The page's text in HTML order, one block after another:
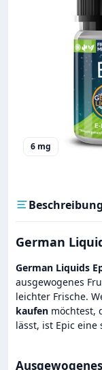
6 mg
Beschreibung
German
German Liquids
ausgewogenes
leichter Frische.
kaufen möchtest,
lässt, ist Epic eine